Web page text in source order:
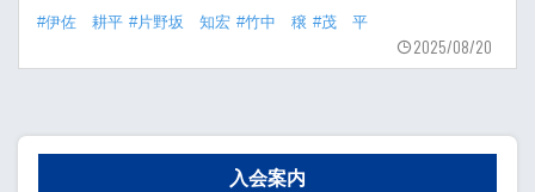
#伊佐 耕平 #片野坂 知宏 #竹中 穣 #茂 平
2025/08/20
入会案内